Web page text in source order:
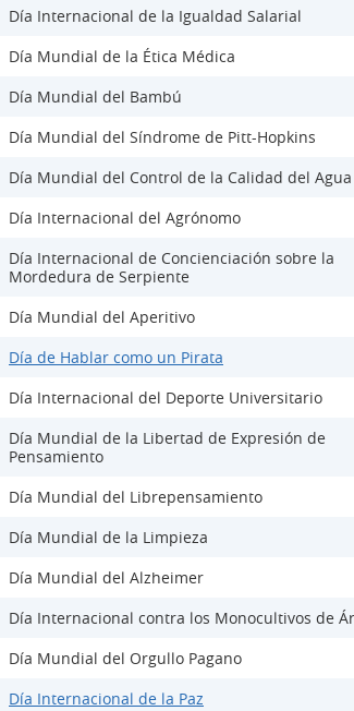
Día Internacional de la Igualdad Salarial
Día Mundial de la Ética Médica
Día Mundial del Bambú
Día Mundial del Síndrome de Pitt-Hopkins
Día Mundial del Control de la Calidad del Agua
Día Internacional del Agrónomo
Día Internacional de Concienciación sobre la
Mordedura de Serpiente
Día Mundial del Aperitivo
Día de Hablar como un Pirata
Día Internacional del Deporte Universitario
Día Mundial de la Libertad de Expresión de
Pensamiento
Día Mundial del Librepensamiento
Día Mundial de la Limpieza
Día Mundial del Alzheimer
Día Internacional contra los Monocultivos de
Día Mundial del Orgullo Pagano
Día Internacional de la Paz